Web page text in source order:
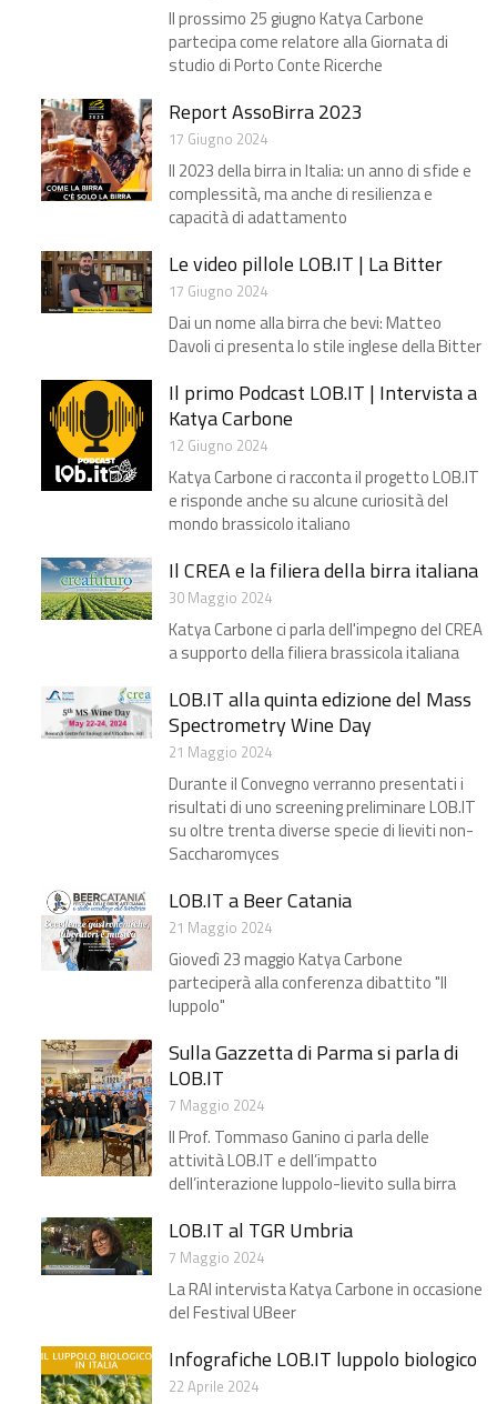
Il prossimo 25 giugno Katya Carbone
partecipa come relatore alla Giornata di
studio di Porto Conte Ricerche
Report AssoBirra 2023
17 Giugno 2024
Il 2023 della birra in Italia: un anno di sfide e
complessità, ma anche di resilienza e
capacità di adattamento
Le video pillole LOB.IT | La Bitter
17 Giugno 2024
Dai un nome alla birra che bevi: Matteo
Davoli ci presenta lo stile inglese della Bitter
Il primo Podcast LOB.IT | Intervista a
Katya Carbone
12 Giugno 2024
Katya Carbone ci racconta il progetto LOB.IT
e risponde anche su alcune curiosità del
mondo brassicolo italiano
Il CREA e la filiera della birra italiana
30 Maggio 2024
Katya Carbone ci parla dell'impegno del CREA
a supporto della filiera brassicola italiana
LOB.IT alla quinta edizione del Mass
Spectrometry Wine Day
21 Maggio 2024
Durante il Convegno verranno presentati i
risultati di uno screening preliminare LOB.IT
su oltre trenta diverse specie di lieviti non-
Saccharomyces
LOB.IT a Beer Catania
21 Maggio 2024
Giovedì 23 maggio Katya Carbone
parteciperà alla conferenza dibattito "Il
luppolo"
Sulla Gazzetta di Parma​ si parla di
LOB.IT
7 Maggio 2024
Il Prof. Tommaso Ganino ci parla delle
attività LOB.IT e dell’impatto
dell’interazione luppolo-lievito sulla birra
LOB.IT al TGR Umbria
7 Maggio 2024
La RAI intervista Katya Carbone in occasione
del Festival UBeer
Infografiche LOB.IT luppolo biologico
22 Aprile 2024